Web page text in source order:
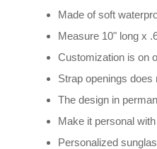
Made of soft
Measure 10" long x
Customization is on
Strap openings
The design in
Make it personal
Personalized